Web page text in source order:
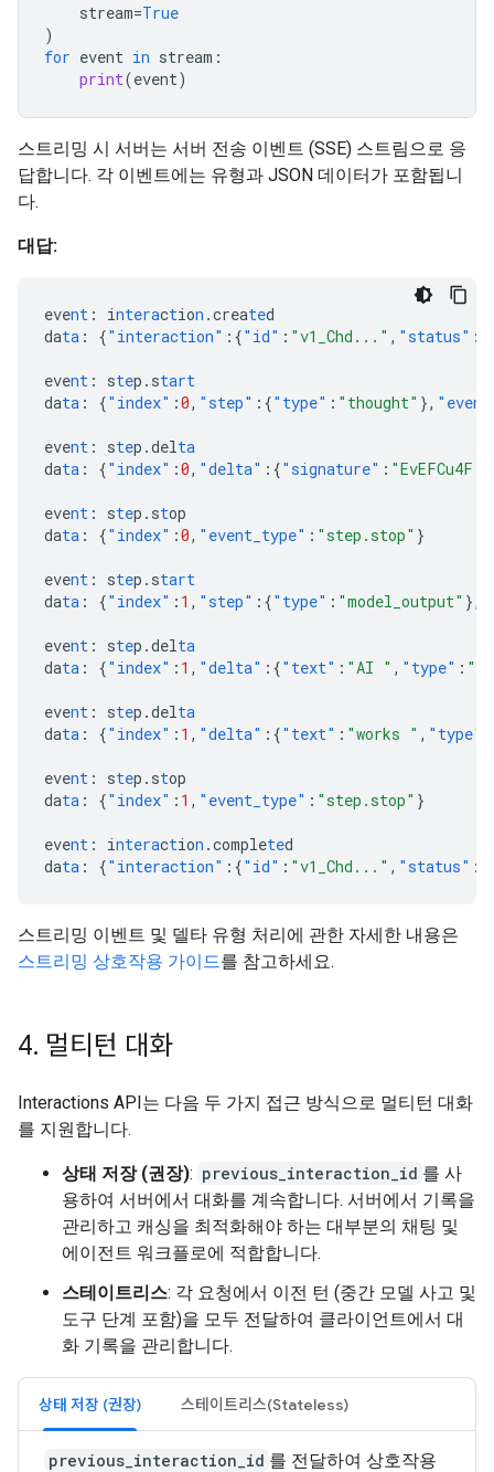
stream=True
)
for event in stream :
print(event)
스트리밍 시 서버는 서버 전송 이벤트 (SSE) 스트림으로 응
답합니다. 각 이벤트에는 유형과 JSON 데이터가 포함됩니
다.
대답:
event : interaction .created
data : {"interaction" :{"id" : "v1_Chd..." , "status" :
event : step.start
data : {"index" :0, "step" :{"type" : "thought" },
event : step.delta
data : {"index" :0, "delta" :{"signature" :
event : step.stop
data : {"index" :0, "event_type" : "step.stop" }
event : step.start
data : {"index" : 1 , "step" :{"type" : "model_output" },
event : step.delta
data : {"index" : 1 , "delta" :{"text" : "AI " , "type" :
event : step.delta
data : {"index" : 1 , "delta" :{"text" : "works " , "type"
event : step.stop
data : {"index" : 1 , "event_type" : "step.stop" }
event : interaction .completed
data : {"interaction" :{"id" : "v1_Chd..." , "status" :
스트리밍 이벤트 및 델타 유형 처리에 관한 자세한 내용은
스트리밍 상호작용 가이드를 참고하세요.
4. 멀티턴 대화
Interactions API는 다음 두 가지 접근 방식으로 멀티턴 대화
를 지원합니다.
상태 저장 (권장): previous_interaction_id 를 사
용하여 서버에서 대화를 계속합니다. 서버에서 기록을
관리하고 캐싱을 최적화해야 하는 대부분의 채팅 및
에이전트 워크플로에 적합합니다.
스테이트리스: 각 요청에서 이전 턴 (중간 모델 사고 및
도구 단계 포함)을 모두 전달하여 클라이언트에서 대
화 기록을 관리합니다.
상태 저장 (권장) 스테이트리스(Stateless)
previous_interaction_id 를 전달하여 상호작용